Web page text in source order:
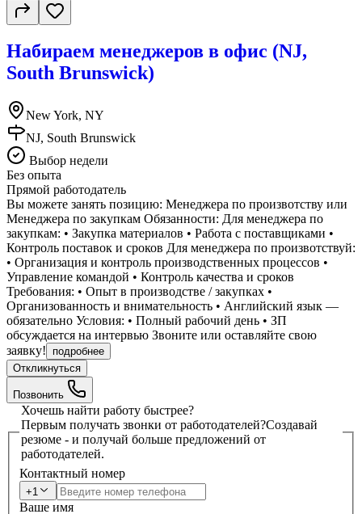
Набираем менеджеров в офис (NJ,
South Brunswick)
New York, NY
NJ, South Brunswick
Выбор недели
Без опыта
Прямой работодатель
Вы можете занять позицию: Менеджера по произвотству или
Менеджера по закупкам Обязанности: Для менеджера по
закупкам: •⁠ ⁠Закупка материалов •⁠ ⁠Работа с поставщиками •⁠
⁠Контроль поставок и сроков Для менеджера по произвотствуй:
•⁠ ⁠Организация и контроль производственных процессов •⁠
⁠Управление командой •⁠ ⁠Контроль качества и сроков
Требования: •⁠ ⁠Опыт в производстве / закупках •⁠
⁠Организованность и внимательность •⁠ ⁠Английский язык —
обязательно Условия: •⁠ ⁠Полный рабочий день •⁠ ⁠ЗП
обсуждается на интервью Звоните или оставляйте свою
заявку!
подробнее
Откликнуться
Позвонить
Хочешь найти работу быстрее?
Первым получать звонки от работодателей?Создавай
резюме - и получай больше предложений от
работодателей.
Контактный номер
+1
Ваше имя